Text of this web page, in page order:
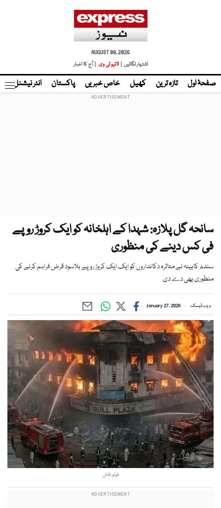
AUGUST 08, 2026
اشتہار لگائیں |
لائیو ٹی وی | آج کا اخبار
صفحۂ اول تازہ ترین کھیل خاص خبریں پاکستان انٹر نیشنل
سانحہ گل پلازہ: شہدا کے اہلخانہ کو ایک کروڑ روپے
فی کس دینے کی منظوری
سندھ کابینہ نے متاثرہ دکانداروں کو ایک ایک کروڑ روپے بلاسود قرض فراہم کرنے کی
منظوری بھی دے دی
ویب ڈیسک January 27, 2026
فوٹو: فائل